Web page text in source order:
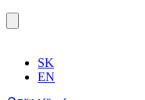
SK
EN